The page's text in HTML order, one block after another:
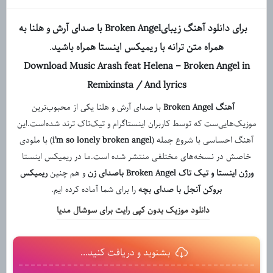
برای دانلود آهنگ زیبایBroken Angel با صدای آرش و هلنا به
همراه متن ترانه با ریمیکس اینستا همراه باشید.
Download Music Arash feat Helena – Broken Angel in
Remixinsta/ And lyrics
آهنگ Broken Angel
با صدای آرش و هلنا یکی از محبوب‌ترین
موزیک‌هایی‌ست که توسط کاربران اینستاگرام و تیک‌تاک ترند شده‌است.این
آهنگ احساسی با شروع جمله (i’m so lonely broken angel) با ملودی
خاصش در نسخه‌های مختلفی منتشر شده است.ما در ریمیکس اینستا
ورژن اینستا و تیک تاک Broken Angel باصدای زن
و هم چنینریمیکس
بروکن آنجل با صدای بچهرا برای شما آماده کرده ایم.
دانلود موزیک بدون کپی رایت برای سوشال مدیا
بشنوید و دریافت کنید...